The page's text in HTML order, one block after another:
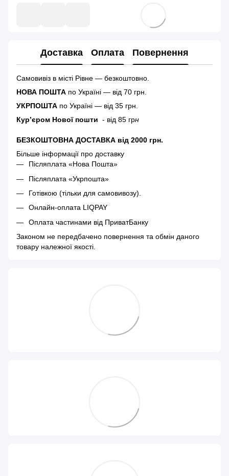
Доставка Оплата Повернення
Самовивіз в місті Рівне — безкоштовно.
НОВА ПОШТА по Україні — від 70 грн.
УКРПОШТА по Україні — від 35 грн.
Кур’єром Нової пошти - від 85 грн
БЕЗКОШТОВНА ДОСТАВКА від 2000 грн.
Більше інформації про доставку
Післяплата «Нова Пошта»
Післяплата «Укрпошта»
Готівкою (тільки для самовивозу).
Онлайн-оплата LIQPAY
Оплата частинами від ПриватБанку
Законом не передбачено повернення та обмін даного
товару належної якості.